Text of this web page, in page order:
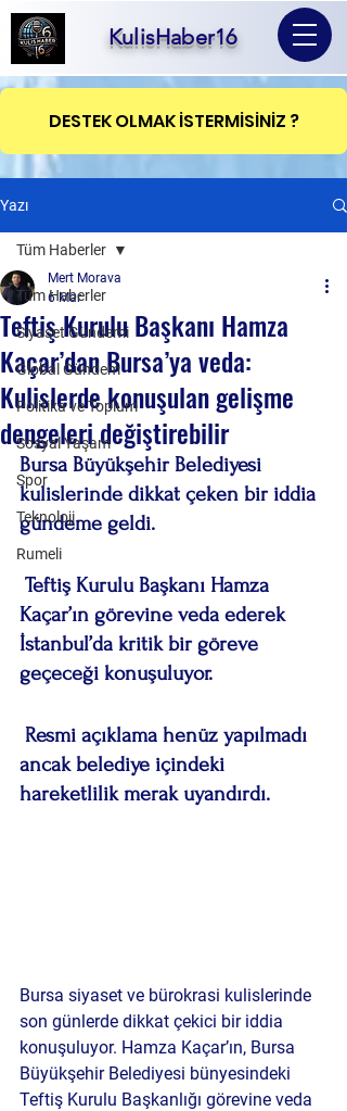
KulisHaber16
DESTEK OLMAK İSTERMİSİNİZ ?
Yazı
Tüm Haberler
Siyaset Gündemi
Global Gündem
Politika ve Toplum
Sosyal Yaşam
Spor
Teknoloji
Rumeli
Tüm Haberler
Teftiş Kurulu Başkanı Hamza
Kaçar’dan Bursa’ya veda:
Kulislerde konuşulan gelişme
dengeleri değiştirebilir
Mert Morava
6 Mar
Bursa Büyükşehir Belediyesi
kulislerinde dikkat çeken bir iddia
gündeme geldi.
Kaçar’ın görevine veda ederek
İstanbul’da kritik bir göreve
geçeceği konuşuluyor.
ancak belediye içindeki
hareketlilik merak uyandırdı.
Bursa siyaset ve bürokrasi kulislerinde
son günlerde dikkat çekici bir iddia
konuşuluyor. Hamza Kaçar’ın, Bursa
Büyükşehir Belediyesi bünyesindeki
Teftiş Kurulu Başkanlığı görevine veda